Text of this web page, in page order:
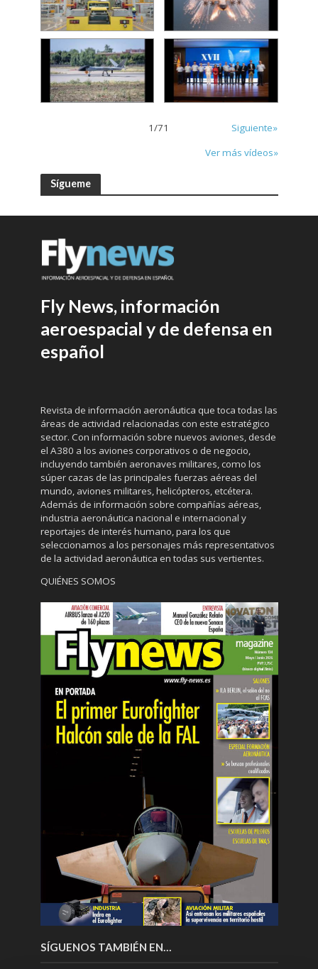
1/71
Siguiente»
Ver más vídeos»
Sígueme
Fly News, información
aeroespacial y de defensa en
español
Revista de información aeronáutica que toca todas las
áreas de actividad relacionadas con este estratégico
sector. Con información sobre nuevos aviones, desde
el A380 a los aviones corporativos o de negocio,
incluyendo también aeronaves militares, como los
súper cazas de las principales fuerzas aéreas del
mundo, aviones militares, helicópteros, etcétera.
Además de información sobre compañías aéreas,
industria aeronáutica nacional e internacional y
reportajes de interés humano, para los que
seleccionamos a los personajes más representativos
de la actividad aeronáutica en todas sus vertientes.
QUIÉNES SOMOS
SÍGUENOS TAMBIÉN EN…